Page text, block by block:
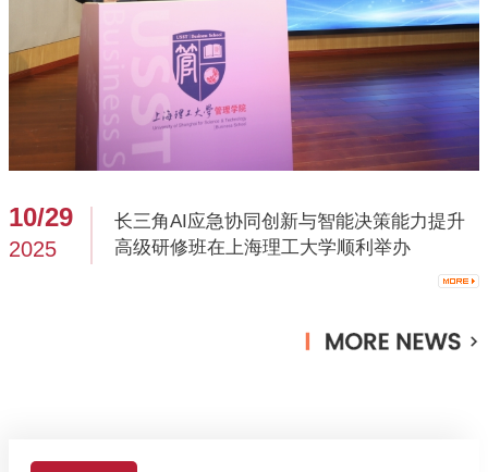
10/29
2025
长三角AI应急协同创新与智能决策能力提升
高级研修班在上海理工大学顺利举办